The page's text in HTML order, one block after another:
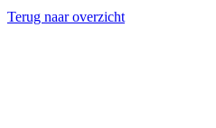
Terug naar overzicht